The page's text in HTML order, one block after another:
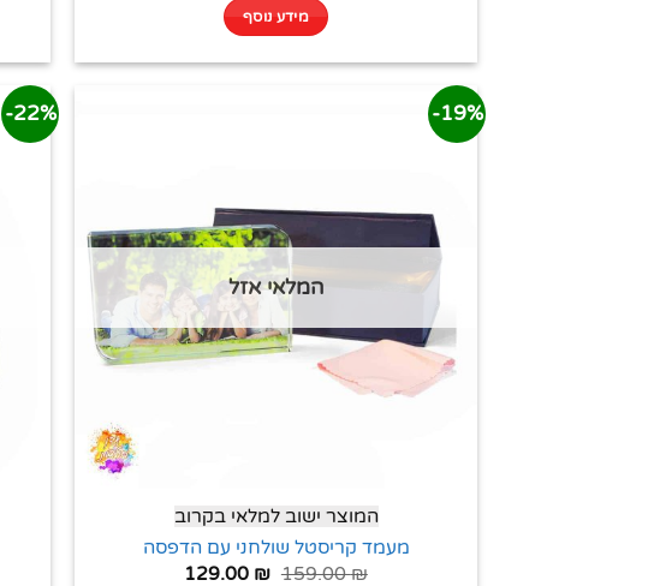
מידע נוסף
19%-
המלאי אזל
המוצר ישוב למלאי בקרוב
מעמד קריסטל שולחני עם הדפסה
159.00₪
129.00 ₪
22%-